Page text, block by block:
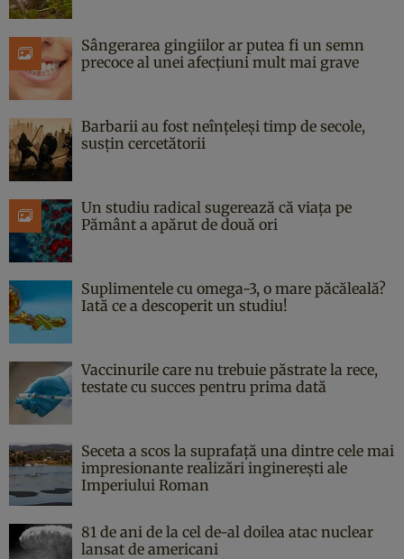
Sângerarea gingiilor ar putea fi un semn
precoce al unei afecțiuni mult mai grave
Barbarii au fost neînțeleși timp de secole,
susțin cercetătorii
Un studiu radical sugerează că viața pe
Pământ a apărut de două ori
Suplimentele cu omega-3, o mare păcăleală?
Iată ce a descoperit un studiu!
Vaccinurile care nu trebuie păstrate la rece,
testate cu succes pentru prima dată
Seceta a scos la suprafață una dintre cele mai
impresionante realizări inginerești ale
Imperiului Roman
81 de ani de la cel de-al doilea atac nuclear
lansat de americani